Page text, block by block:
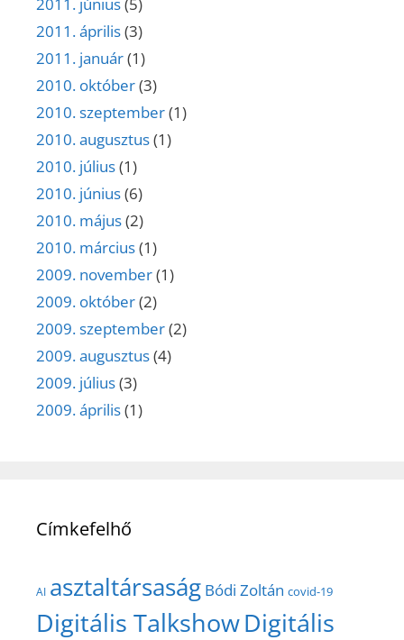
2011. április(3)
2011. január(1)
2010. október(3)
2010. szeptember(1)
2010. augusztus(1)
2010. július(1)
2010. június(6)
2010. május(2)
2010. március(1)
2009. november(1)
2009. október(2)
2009. szeptember(2)
2009. augusztus(4)
2009. július(3)
2009. április(1)
Címkefelhő
AI asztaltársaság Bódi Zoltán covid-19
Digitális TalkshowDigitális